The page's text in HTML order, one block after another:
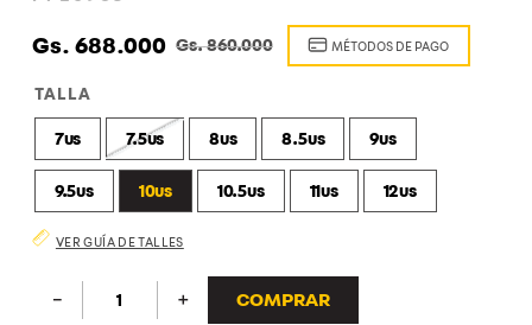
Gs.860.000
Gs. 688.000 MÉTODOS DE PAGO
TALLA
7us 7.5us 8us 8.5us 9us
9.5us 10us 10.5us 11us 12us
VER GUÍA DE TALLES
＋
－ COMPRAR
calzados hombre